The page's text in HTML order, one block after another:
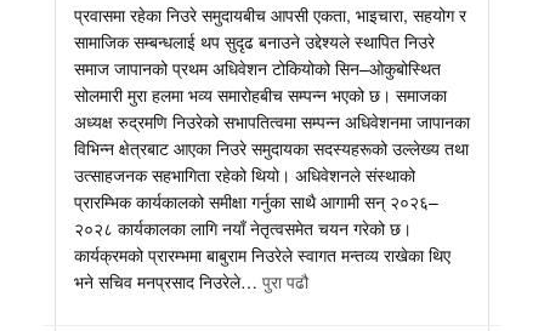
प्रवासमा रहेका निउरे समुदायबीच आपसी एकता, भाइचारा, सहयोग र
सामाजिक सम्बन्धलाई थप सुदृढ बनाउने उद्देश्यले स्थापित निउरे
समाज जापानको प्रथम अधिवेशन टोकियोको सिन–ओकुबोस्थित
सोलमारी मुरा हलमा भव्य समारोहबीच सम्पन्न भएको छ। समाजका
अध्यक्ष रुद्रमणि निउरेको सभापतित्वमा सम्पन्न अधिवेशनमा जापानका
विभिन्न क्षेत्रबाट आएका निउरे समुदायका सदस्यहरूको उल्लेख्य तथा
उत्साहजनक सहभागिता रहेको थियो। अधिवेशनले संस्थाको
प्रारम्भिक कार्यकालको समीक्षा गर्नुका साथै आगामी सन् २०२६–
२०२८ कार्यकालका लागि नयाँ नेतृत्वसमेत चयन गरेको छ।
कार्यक्रमको प्रारम्भमा बाबुराम निउरेले स्वागत मन्तव्य राखेका थिए
भने सचिव मनप्रसाद निउरेले… पुरा पढौ